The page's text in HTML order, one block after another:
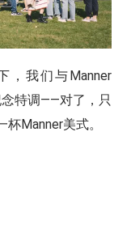
，我们与Manner
特调——对了，只
Manner美式。